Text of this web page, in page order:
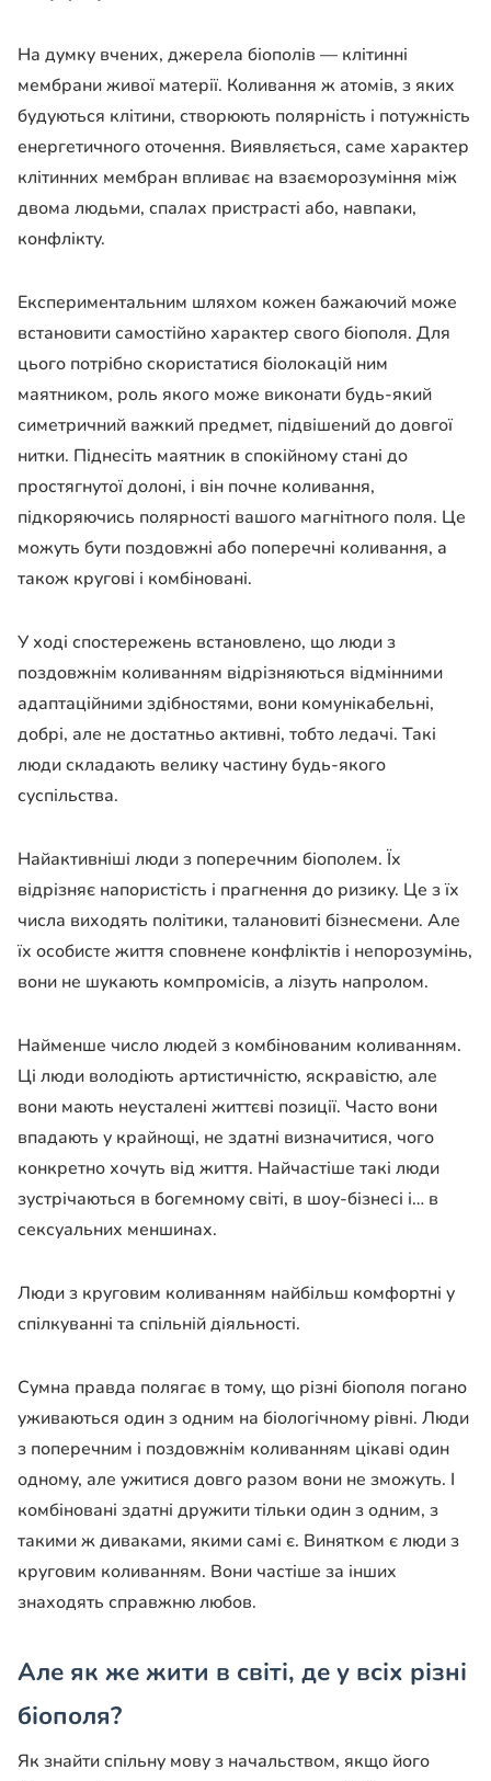
На думку вчених, джерела біополів — клітинні
мембрани живої матерії. Коливання ж атомів, з яких
будуються клітини, створюють полярність і потужність
енергетичного оточення. Виявляється, саме характер
клітинних мембран впливає на взаєморозуміння між
двома людьми, спалах пристрасті або, навпаки,
конфлікту.
Експериментальним шляхом кожен бажаючий може
встановити самостійно характер свого біополя. Для
цього потрібно скористатися біолокацій ним
маятником, роль якого може виконати будь-який
симетричний важкий предмет, підвішений до довгої
нитки. Піднесіть маятник в спокійному стані до
простягнутої долоні, і він почне коливання,
підкоряючись полярності вашого магнітного поля. Це
можуть бути поздовжні або поперечні коливання, а
також кругові і комбіновані.
У ході спостережень встановлено, що люди з
поздовжнім коливанням відрізняються відмінними
адаптаційними здібностями, вони комунікабельні,
добрі, але не достатньо активні, тобто ледачі. Такі
люди складають велику частину будь-якого
суспільства.
Найактивніші люди з поперечним біополем. Їх
відрізняє напористість і прагнення до ризику. Це з їх
числа виходять політики, талановиті бізнесмени. Але
їх особисте життя сповнене конфліктів і непорозумінь,
вони не шукають компромісів, а лізуть напролом.
Найменше число людей з комбінованим коливанням.
Ці люди володіють артистичністю, яскравістю, але
вони мають неусталені життєві позиції. Часто вони
впадають у крайнощі, не здатні визначитися, чого
конкретно хочуть від життя. Найчастіше такі люди
зустрічаються в богемному світі, в шоу-бізнесі і… в
сексуальних меншинах.
Люди з круговим коливанням найбільш комфортні у
спілкуванні та спільній діяльності.
Сумна правда полягає в тому, що різні біополя погано
уживаються один з одним на біологічному рівні. Люди
з поперечним і поздовжнім коливанням цікаві один
одному, але ужитися довго разом вони не зможуть. І
комбіновані здатні дружити тільки один з одним, з
такими ж диваками, якими самі є. Винятком є ​​люди з
круговим коливанням. Вони частіше за інших
знаходять справжню любов.
Але як же жити в світі, де у всіх різні
біополя?
Як знайти спільну мову з начальством, якщо його